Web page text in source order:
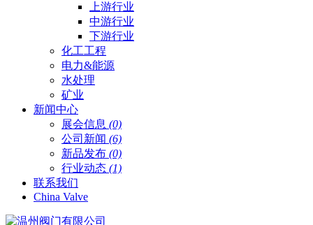
上游行业
中游行业
下游行业
化工工程
电力&能源
水处理
矿业
新闻中心
展会信息 (0)
公司新闻 (6)
新品发布 (0)
行业动态 (1)
联系我们
China Valve